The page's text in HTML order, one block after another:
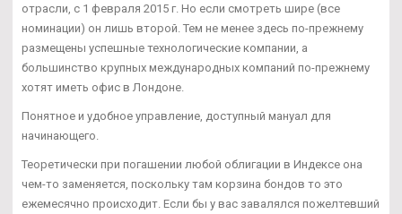
отрасли, с 1 февраля 2015 г. Но если смотреть шире (все
номинации) он лишь второй. Тем не менее здесь по-прежнему
размещены успешные технологические компании, а
большинство крупных международных компаний по-прежнему
хотят иметь офис в Лондоне.
Понятное и удобное управление, доступный мануал для
начинающего.
Теоретически при погашении любой облигации в Индексе она
чем-то заменяется, поскольку там корзина бондов то это
ежемесячно происходит. Если бы у вас завалялся пожелтевший